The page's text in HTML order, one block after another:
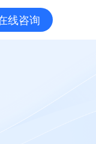
线咨询